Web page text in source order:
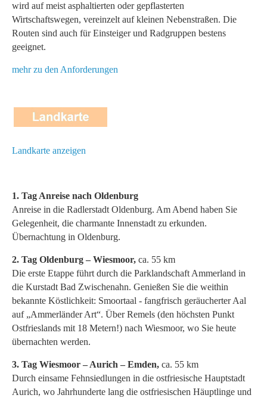
wird auf meist asphaltierten oder gepflasterten
Wirtschaftswegen, vereinzelt auf kleinen Nebenstraßen. Die
Routen sind auch für Einsteiger und Radgruppen bestens
geeignet.
mehr zu den Anforderungen
Landkarte anzeigen
1. Tag Anreise nach Oldenburg
Anreise in die Radlerstadt Oldenburg. Am Abend haben Sie
Gelegenheit, die charmante Innenstadt zu erkunden.
Übernachtung in Oldenburg.
2. Tag Oldenburg – Wiesmoor, ca. 55 km
Die erste Etappe führt durch die Parklandschaft Ammerland in
die Kurstadt Bad Zwischenahn. Genießen Sie die weithin
bekannte Köstlichkeit: Smoortaal - fangfrisch geräucherter Aal
auf „Ammerländer Art“. Über Remels (den höchsten Punkt
Ostfrieslands mit 18 Metern!) nach Wiesmoor, wo Sie heute
übernachten werden.
3. Tag Wiesmoor – Aurich – Emden, ca. 55 km
Durch einsame Fehnsiedlungen in die ostfriesische Hauptstadt
Aurich, wo Jahrhunderte lang die ostfriesischen Häuptlinge und